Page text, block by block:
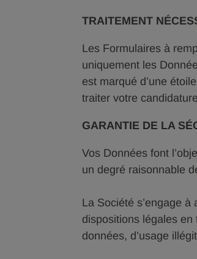
TRAITEMENT
Les Formulaires à
uniquement les
est marqué d’une
traiter votre
GARANTIE DE LA
Vos Données font
un degré raisonnable
La Société s’engage
dispositions légales en
données, d’usage